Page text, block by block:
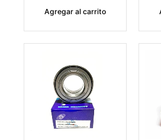
Agregar al carrito